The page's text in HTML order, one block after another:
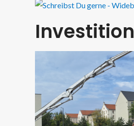
Investition